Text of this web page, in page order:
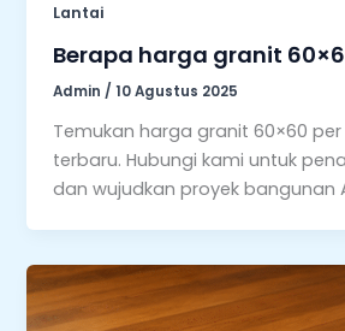
Lantai
Berapa harga granit
Admin /10 Agustus 2025
Temukan harga granit 60×60
terbaru. Hubungi kami untuk
dan wujudkan proyek bangunan